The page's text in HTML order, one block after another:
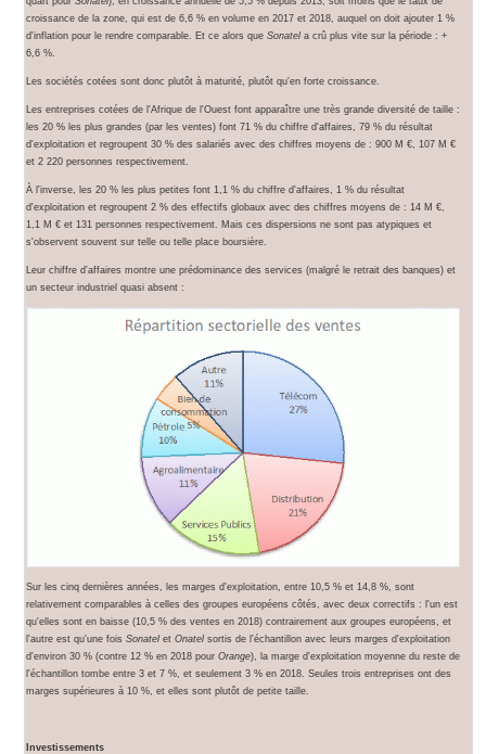
croissance de la zone, qui est de 6,6 % en volume en 2017 et 2018, auquel on doit ajouter 1 %
d'inflation pour le rendre comparable. Et ce alors que Sonatel a crû plus vite sur la période : +
6,6 %.
Les sociétés cotées sont donc plutôt à maturité, plutôt qu'en forte croissance.
Les entreprises cotées de l'Afrique de l'Ouest font apparaître une très grande diversité de taille :
les 20 % les plus grandes (par les ventes) font 71 % du chiffre d'affaires, 79 % du résultat
d'exploitation et regroupent 30 % des salariés avec des chiffres moyens de : 900 M €, 107 M €
et 2 220 personnes respectivement.
À l'inverse, les 20 % les plus petites font 1,1 % du chiffre d'affaires, 1 % du résultat
d'exploitation et regroupent 2 % des effectifs globaux avec des chiffres moyens de : 14 M €,
1,1 M € et 131 personnes respectivement. Mais ces dispersions ne sont pas atypiques et
s'observent souvent sur telle ou telle place boursière.
Leur chiffre d'affaires montre une prédominance des services (malgré le retrait des banques) et
un secteur industriel quasi absent :
Sur les cinq dernières années, les marges d'exploitation, entre 10,5 % et 14,8 %, sont
relativement comparables à celles des groupes européens côtés, avec deux correctifs : l'un est
qu'elles sont en baisse (10,5 % des ventes en 2018) contrairement aux groupes européens, et
l'autre est qu'une fois Sonatel et Onatel sortis de l'échantillon avec leurs marges d'exploitation
d'environ 30 % (contre 12 % en 2018 pour Orange), la marge d'exploitation moyenne du reste de
l'échantillon tombe entre 3 et 7 %, et seulement 3 % en 2018. Seules trois entreprises ont des
marges supérieures à 10 %, et elles sont plutôt de petite taille.
Investissements